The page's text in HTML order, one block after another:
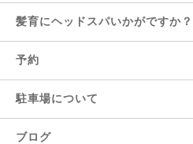
髪育にヘッドスパいかがですか？
予約
駐車場について
ブログ